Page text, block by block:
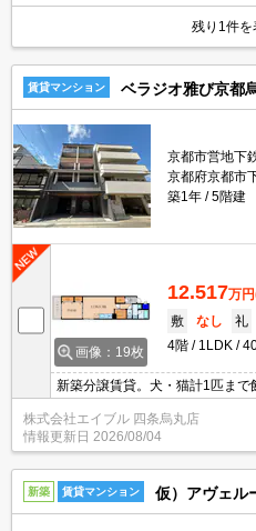
残り1件を
賃貸マンション ベラジオ雅び京都
京都市営地下
京都府京都市
築1年
5階建
画像：19枚
12.517万円
敷
なし 礼
4階
1LDK
新築分譲賃貸。犬・猫計1匹まで
配ボックスあり。浴室換気乾燥
チン。エアコン2基付き。TVイ
レベーターあり。
株式会社エイブル 四条烏丸店
情報更新日 2026/08/04
新築 賃貸マンション 仮）アヴェル